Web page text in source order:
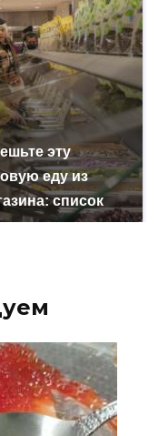
эту
еду из
список